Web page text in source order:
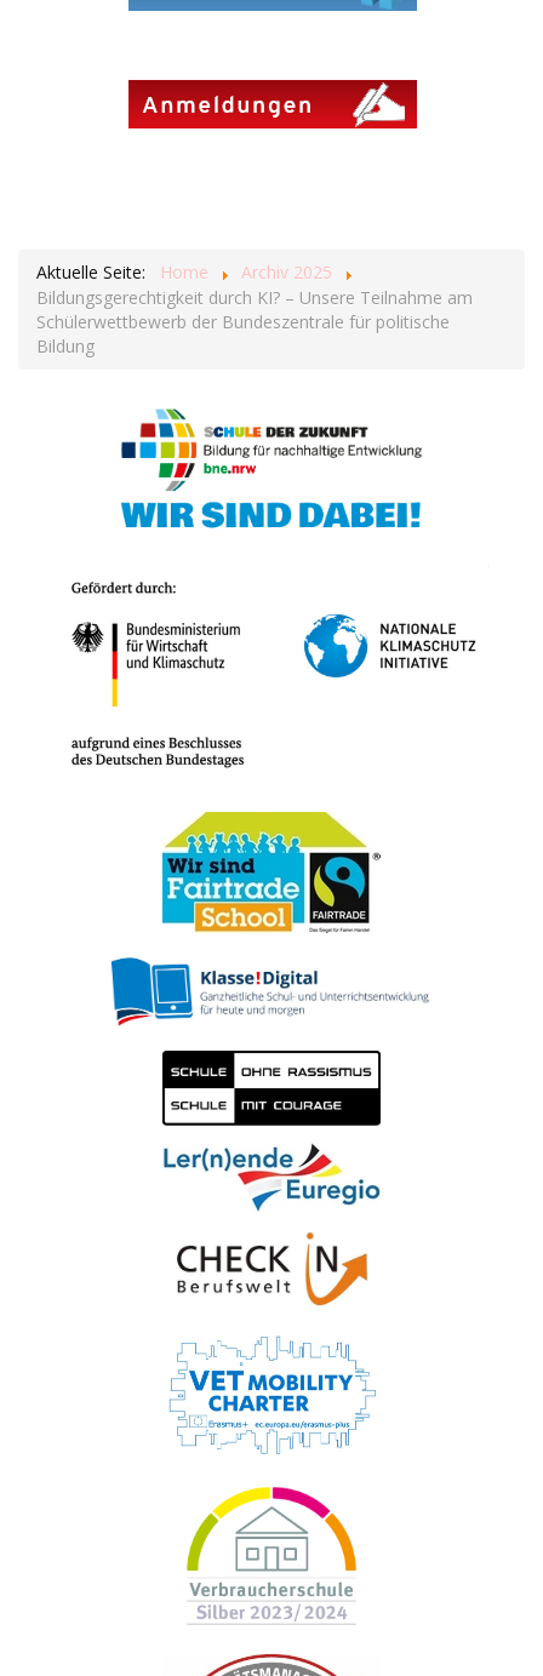
Aktuelle Seite: Home
Archiv 2025
Bildungsgerechtigkeit durch KI? – Unsere Teilnahme am
Schülerwettbewerb der Bundeszentrale für politische
Bildung